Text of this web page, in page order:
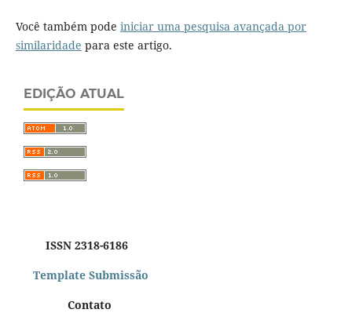
Você também pode iniciar uma pesquisa avançada por
similaridade para este artigo.
EDIÇÃO ATUAL
ISSN 2318-6186
Template Submissão
Contato